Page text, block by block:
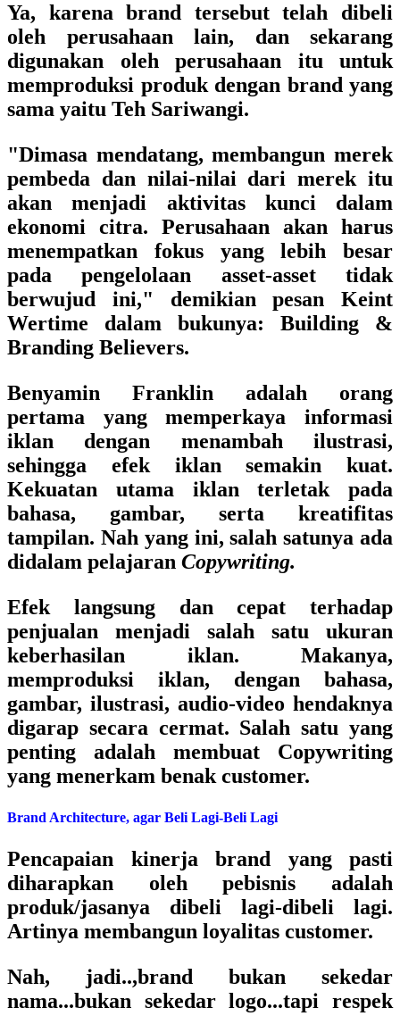
Ya, karena brand tersebut telah dibeli
oleh perusahaan lain, dan sekarang
digunakan oleh perusahaan itu untuk
memproduksi produk dengan brand yang
sama yaitu Teh Sariwangi.
"Dimasa mendatang, membangun merek
pembeda dan nilai-nilai dari merek itu
akan menjadi aktivitas kunci dalam
ekonomi citra. Perusahaan akan harus
menempatkan fokus yang lebih besar
pada pengelolaan asset-asset tidak
berwujud ini," demikian pesan Keint
Wertime dalam bukunya: Building &
Branding Believers.
Benyamin Franklin adalah orang
pertama yang memperkaya informasi
iklan dengan menambah ilustrasi,
sehingga efek iklan semakin kuat.
Kekuatan utama iklan terletak pada
bahasa, gambar, serta kreatifitas
tampilan. Nah yang ini, salah satunya ada
didalam pelajaran Copywriting.
Efek langsung dan cepat terhadap
penjualan menjadi salah satu ukuran
keberhasilan iklan. Makanya,
memproduksi iklan, dengan bahasa,
gambar, ilustrasi, audio-video hendaknya
digarap secara cermat. Salah satu yang
penting adalah membuat Copywriting
yang menerkam benak customer.
Brand Architecture, agar Beli Lagi-Beli Lagi
Pencapaian kinerja brand yang pasti
diharapkan oleh pebisnis adalah
produk/jasanya dibeli lagi-dibeli lagi.
Artinya membangun loyalitas customer.
Nah, jadi..,brand bukan sekedar
nama...bukan sekedar logo...tapi respek